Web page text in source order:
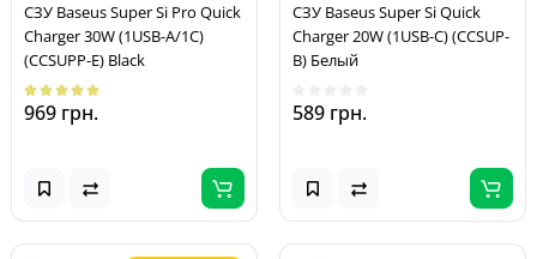
СЗУ Baseus Super Si Pro Quick
Charger 30W (1USB-A/1C)
(CCSUPP-E) Black
969 грн.
СЗУ Baseus Super Si Quick
Charger 20W (1USB-C) (CCSUP-
B) Белый
589 грн.